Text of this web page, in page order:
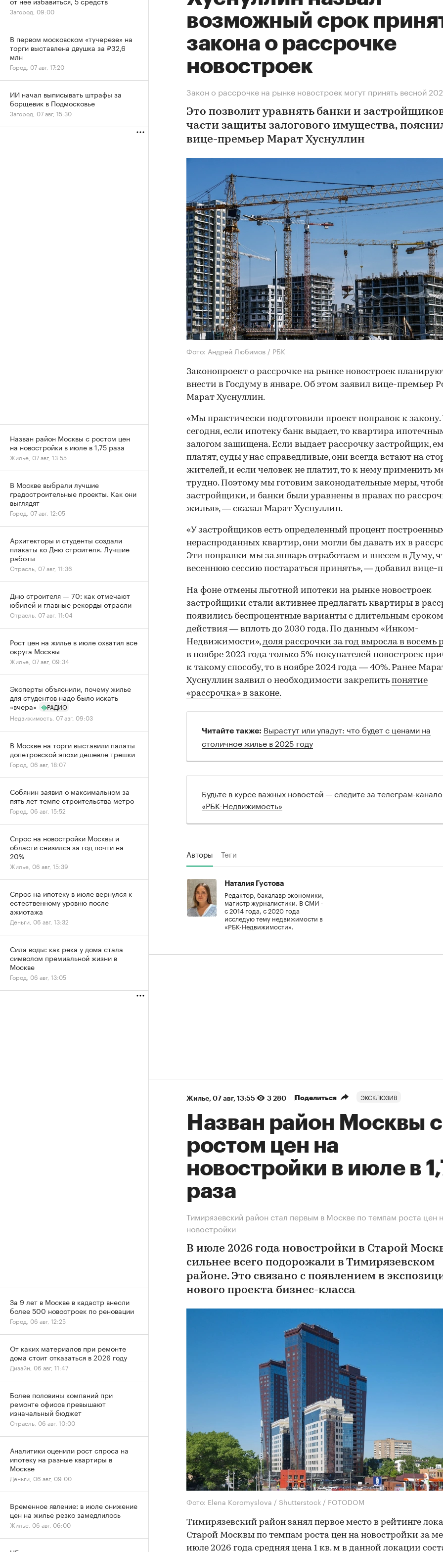
возможный срок
закона о рассрочке
новостроек
Закон о рассрочке на рынке новостроек могут принять весной
Это позволит уравнять банки и
части защиты залогового имущества,
вице-премьер Марат Хуснуллин
Фото: Андрей Любимов / РБК
Законопроект о рассрочке на рынке новостроек
внести в Госдуму в январе. Об этом заявил вице-премьер
Марат Хуснуллин.
«Мы практически подготовили проект поправок к закону.
сегодня, если ипотеку банк выдает, то квартира
залогом защищена. Если выдает рассрочку застройщик,
платят, суды у нас справедливые, они всегда встают на
жителей, и если человек не платит, то к нему применить
трудно. Поэтому мы готовим законодательные меры,
застройщики, и банки были уравнены в правах по
жилья», — сказал Марат Хуснуллин.
«У застройщиков есть определенный процент
нераспроданных квартир, они могли бы давать их в
Эти поправки мы за январь отработаем и внесем в Думу,
весеннюю сессию постараться принять», — добавил вице-
00:00
На фоне отмены льготной ипотеки на рынке новостроек
застройщики стали активнее предлагать квартиры в
появились беспроцентные варианты с длительным сроком
действия — вплоть до 2030 года. По данным «Инком-
Недвижимости»,доля рассрочки за год выросла в восемь
в ноябре 2023 года только 5% покупателей новостроек
к такому способу, то в ноябре 2024 года — 40%. Ранее
Хуснуллин заявил о необходимости закрепить понятие
«рассрочка» в законе.
Читайте также: Вырастут или упадут: что будет с ценами на
столичное жилье в 2025 году
Будьте в курсе важных новостей — следите за телеграм-
«РБК-Недвижимость»
Авторы Теги
Наталия Густова
Редактор, бакалавр экономики,
магистр журналистики. В СМИ -
с 2014 года, с 2020 года
исследую тему недвижимости в
«РБК-Недвижимости».
Жилье⁠, 07 авг, 13:55 3 280 Поделиться ЭКСКЛЮЗИВ
Назван район Москвы с
ростом цен на
новостройки в июле в
раза
Тимирязевский район стал первым в Москве по темпам роста цен
новостройки
В июле 2026 года новостройки в Старой
сильнее всего подорожали в Тимирязевском
районе. Это связано с появлением в
нового проекта бизнес-класса
Фото: Elena Koromyslova / Shutterstock / FOTODOM
Тимирязевский район занял первое место в рейтинге
Старой Москвы по темпам роста цен на новостройки за
июле 2026 года средняя цена 1 кв. м в данной локации
Загород, 09:00
В первом московском «тучерезе» на
торги выставлена двушка за ₽32,6
млн
Город, 07 авг, 17:20
ИИ начал выписывать штрафы за
борщевик в Подмосковье
Загород, 07 авг, 15:30
Назван район Москвы с ростом цен
на новостройки в июле в 1,75 раза
Жилье, 07 авг, 13:55
В Москве выбрали лучшие
градостроительные проекты. Как они
выглядят
Город, 07 авг, 12:05
Архитекторы и студенты создали
плакаты ко Дню строителя. Лучшие
работы
Отрасль, 07 авг, 11:36
Дню строителя — 70: как отмечают
юбилей и главные рекорды отрасли
Отрасль, 07 авг, 11:04
Рост цен на жилье в июле охватил все
округа Москвы
Жилье, 07 авг, 09:34
Эксперты объяснили, почему жилье
для студентов надо было искать
«вчера»
РАДИО
Недвижимость, 07 авг, 09:03
В Москве на торги выставили палаты
допетровской эпохи дешевле трешки
Город, 06 авг, 18:07
Собянин заявил о максимальном за
пять лет темпе строительства метро
Город, 06 авг, 15:52
Спрос на новостройки Москвы и
области снизился за год почти на
20%
Жилье, 06 авг, 15:39
Спрос на ипотеку в июле вернулся к
естественному уровню после
ажиотажа
Деньги, 06 авг, 13:32
Сила воды: как река у дома стала
символом премиальной жизни в
Москве
Город, 06 авг, 13:05
За 9 лет в Москве в кадастр внесли
более 500 новостроек по реновации
Город, 06 авг, 12:25
От каких материалов при ремонте
дома стоит отказаться в 2026 году
Дизайн, 06 авг, 11:47
Более половины компаний при
ремонте офисов превышают
изначальный бюджет
Отрасль, 06 авг, 10:00
Аналитики оценили рост спроса на
ипотеку на разные квартиры в
Москве
Деньги, 06 авг, 09:00
Временное явление: в июле снижение
цен на жилье резко замедлилось
Жилье, 06 авг, 06:00